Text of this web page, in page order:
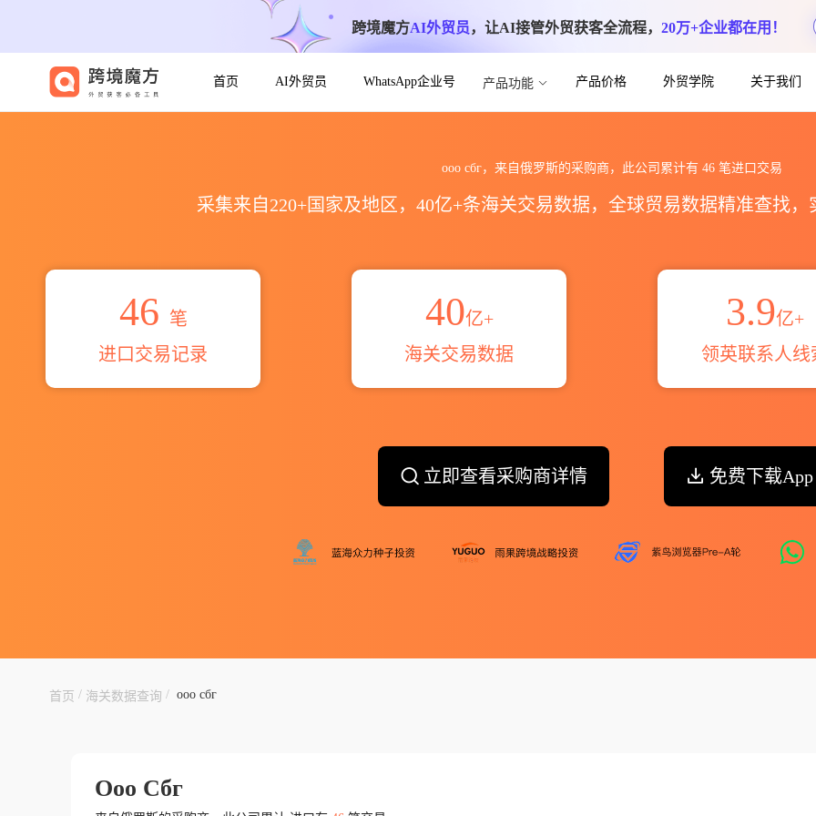
跨境魔方AI外贸员，让AI接管外贸获客全流程， 20万+企业都在用！
首页 AI外贸员 WhatsApp企业号 产品功能 产品价格 外贸学院 关于我们
ооо сбг，来自俄罗斯的采购商，此公司累计有 46 笔进口交易
采集来自220+国家及地区，40亿+条海关交易数据，全球贸易数据精准查找
46 笔
进口交易记录
40亿+
海关交易数据
3.9亿+
领英联系人线
立即查看采购商详情 免费下载App
首页 / 海关数据查询 / ооо сбг
Ооо Сбг